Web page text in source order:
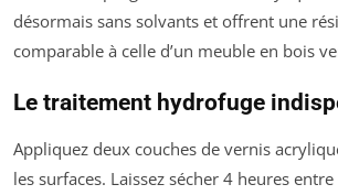
désormais sans solvants et offrent une
comparable à celle d’un meuble en bois
Le traitement hydrofuge
Appliquez deux couches de vernis
les surfaces. Laissez sécher 4 heures